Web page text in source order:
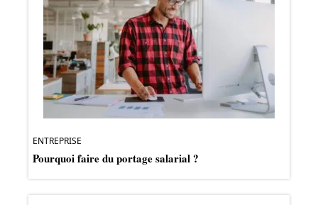
ENTREPRISE
Pourquoi faire du portage salarial ?